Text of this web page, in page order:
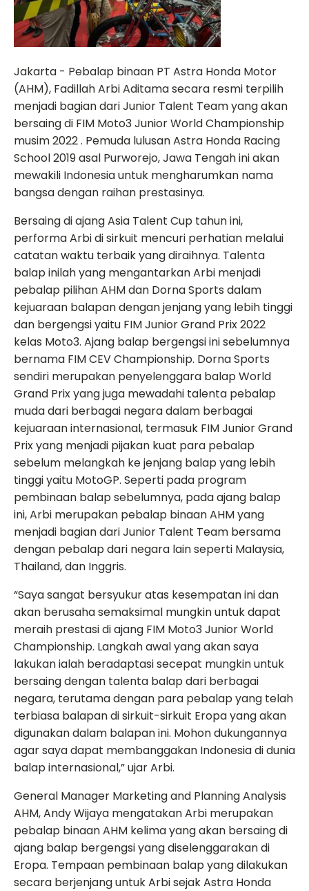
Jakarta - Pebalap binaan PT Astra Honda Motor
(AHM), Fadillah Arbi Aditama secara resmi terpilih
menjadi bagian dari Junior Talent Team yang akan
bersaing di FIM Moto3 Junior World Championship
musim 2022 . Pemuda lulusan Astra Honda Racing
School 2019 asal Purworejo, Jawa Tengah ini akan
mewakili Indonesia untuk mengharumkan nama
bangsa dengan raihan prestasinya.
Bersaing di ajang Asia Talent Cup tahun ini,
performa Arbi di sirkuit mencuri perhatian melalui
catatan waktu terbaik yang diraihnya. Talenta
balap inilah yang mengantarkan Arbi menjadi
pebalap pilihan AHM dan Dorna Sports dalam
kejuaraan balapan dengan jenjang yang lebih tinggi
dan bergengsi yaitu FIM Junior Grand Prix 2022
kelas Moto3. Ajang balap bergengsi ini sebelumnya
bernama FIM CEV Championship. Dorna Sports
sendiri merupakan penyelenggara balap World
Grand Prix yang juga mewadahi talenta pebalap
muda dari berbagai negara dalam berbagai
kejuaraan internasional, termasuk FIM Junior Grand
Prix yang menjadi pijakan kuat para pebalap
sebelum melangkah ke jenjang balap yang lebih
tinggi yaitu MotoGP. Seperti pada program
pembinaan balap sebelumnya, pada ajang balap
ini, Arbi merupakan pebalap binaan AHM yang
menjadi bagian dari Junior Talent Team bersama
dengan pebalap dari negara lain seperti Malaysia,
Thailand, dan Inggris.
“Saya sangat bersyukur atas kesempatan ini dan
akan berusaha semaksimal mungkin untuk dapat
meraih prestasi di ajang FIM Moto3 Junior World
Championship. Langkah awal yang akan saya
lakukan ialah beradaptasi secepat mungkin untuk
bersaing dengan talenta balap dari berbagai
negara, terutama dengan para pebalap yang telah
terbiasa balapan di sirkuit-sirkuit Eropa yang akan
digunakan dalam balapan ini. Mohon dukungannya
agar saya dapat membanggakan Indonesia di dunia
balap internasional,” ujar Arbi.
General Manager Marketing and Planning Analysis
AHM, Andy Wijaya mengatakan Arbi merupakan
pebalap binaan AHM kelima yang akan bersaing di
ajang balap bergengsi yang diselenggarakan di
Eropa. Tempaan pembinaan balap yang dilakukan
secara berjenjang untuk Arbi sejak Astra Honda